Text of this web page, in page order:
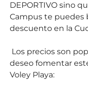
DEPORTIVO sino
Campus te puedes
descuento en la
Los precios son
deseo fomentar
Voley Playa: